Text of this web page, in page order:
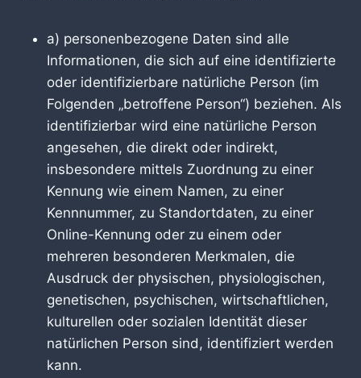
a) personenbezogene Daten sind alle
Informationen, die sich auf eine identifizierte
oder identifizierbare natürliche Person (im
Folgenden „betroffene Person“) beziehen. Als
identifizierbar wird eine natürliche Person
angesehen, die direkt oder indirekt,
insbesondere mittels Zuordnung zu einer
Kennung wie einem Namen, zu einer
Kennnummer, zu Standortdaten, zu einer
Online-Kennung oder zu einem oder
mehreren besonderen Merkmalen, die
Ausdruck der physischen, physiologischen,
genetischen, psychischen, wirtschaftlichen,
kulturellen oder sozialen Identität dieser
natürlichen Person sind, identifiziert werden
kann.